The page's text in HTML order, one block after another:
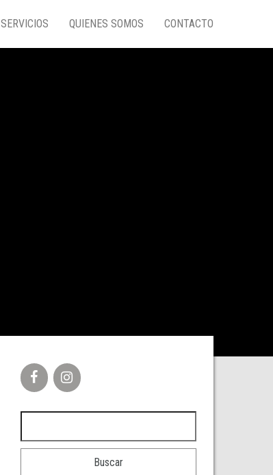
SERVICIOS QUIENES SOMOS CONTACTO